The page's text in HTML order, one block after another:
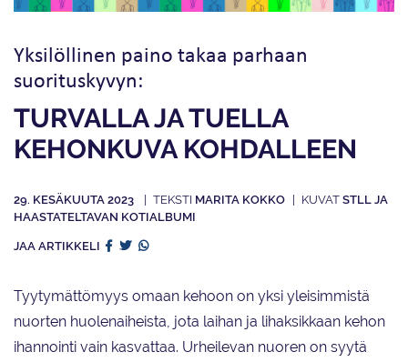
Yksilöllinen paino takaa parhaan
suorituskyvyn:
TURVALLA JA TUELLA
KEHONKUVA KOHDALLEEN
29. KESÄKUUTA 2023 MARITA KOKKO
STLL JA
HAASTATELTAVAN KOTIALBUMI
JAA ARTIKKELI
Tyytymättömyys omaan kehoon on yksi yleisimmistä
nuorten huolenaiheista, jota laihan ja lihaksikkaan kehon
ihannointi vain kasvattaa. Urheilevan nuoren on syytä